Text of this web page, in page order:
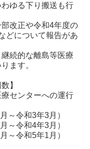
ゆる下り搬送も行
改正や令和4年度の
どについて報告があ
続的な離島等医療
ます。
】
センターへの運行
～令和3年3月）
～令和4年3月）
～令和5年1月）